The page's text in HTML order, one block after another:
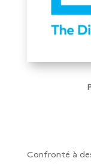
Confronté à